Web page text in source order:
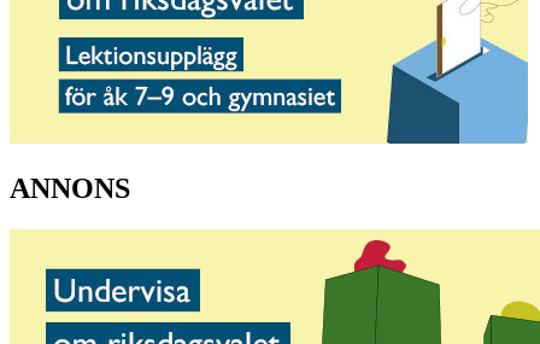
ANNONS